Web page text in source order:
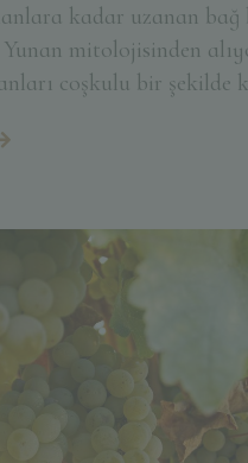
kadar uzanan bağ
mitolojisinden
coşkulu bir şekilde